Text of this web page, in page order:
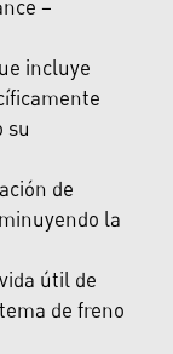
–
incluye
su
de
la
útil de
de freno